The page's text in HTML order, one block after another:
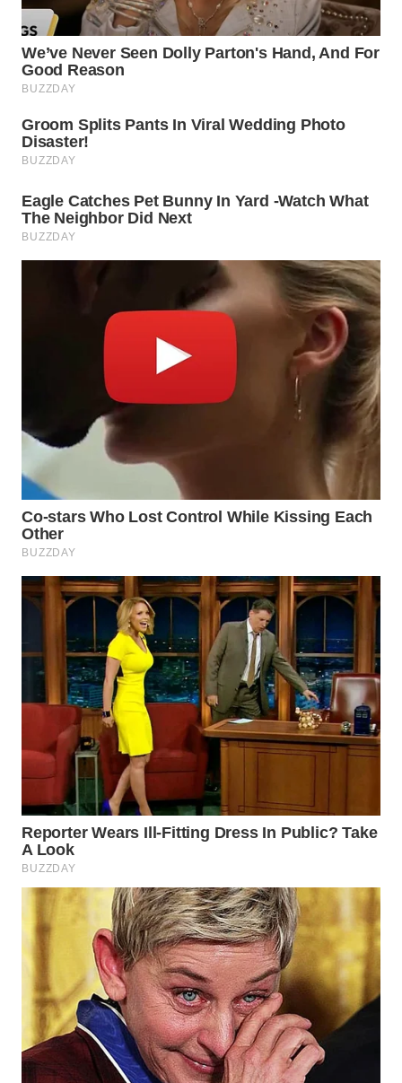
TAPANULI
TENGAH
WN DELI
WN
TEBING
WN
BOGOR
WN
DEPOK
TAPANULI
UTARA
WN
SAMOSIR
PADANG
LAWAS
WN
SUMEDANG
WN
CIANJUR
KEPULAUAN
SERIBU
WN
TANGERANG